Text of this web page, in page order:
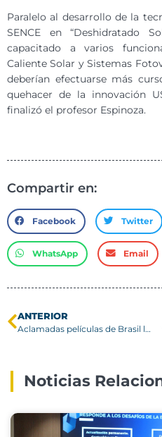
Paralelo al desarrollo de la
SENCE en “Deshidratado
capacitado a varios
Caliente Solar y Sistemas
deberían efectuarse más
quehacer de la innovación
finalizó el profesor Espinoza.
Compartir en:
Facebook Twitter
WhatsApp Email
ANTERIOR
Aclamadas películas de Brasil llegan al ciclo de cine del Campus Vitacura
Noticias